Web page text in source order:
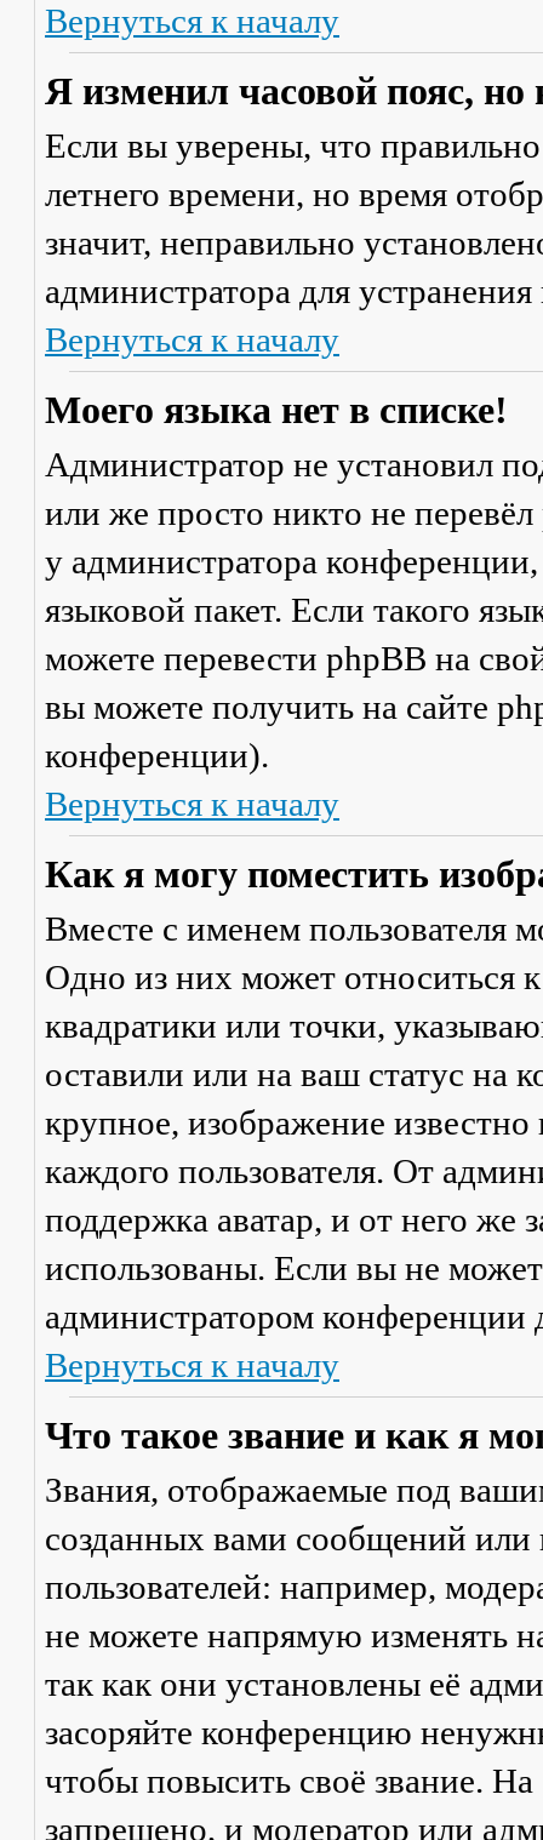
Вернуться к началу
Я изменил часовой пояс,
Если вы уверены, что
летнего времени, но время
значит, неправильно
администратора для
Вернуться к началу
Моего языка нет в списке!
Администратор не установил
или же просто никто не
у администратора
языковой пакет. Если такого
можете перевести phpBB на
вы можете получить на сайте
конференции).
Вернуться к началу
Как я могу поместить
Вместе с именем пользователя
Одно из них может относиться
квадратики или точки,
оставили или на ваш статус на
крупное, изображение
каждого пользователя. От
поддержка аватар, и от него же
использованы. Если вы не
администратором конференции
Вернуться к началу
Что такое звание и как я
Звания, отображаемые под
созданных вами сообщений
пользователей: например,
не можете напрямую изменять
так как они установлены её
засоряйте конференцию
чтобы повысить своё звание.
запрещено, и модератор или